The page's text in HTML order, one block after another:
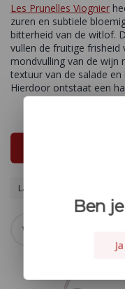
Les Prunelles Viognier
zuren en subtiele
bitterheid van de witlof.
vullen de fruitige frisheid
mondvulling van de wijn
textuur van de salade
Hierdoor ontstaat een
Laagste prijs
Wit
Ben
Ja